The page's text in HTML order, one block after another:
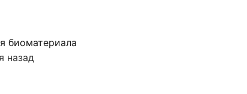
биоматериала
назад